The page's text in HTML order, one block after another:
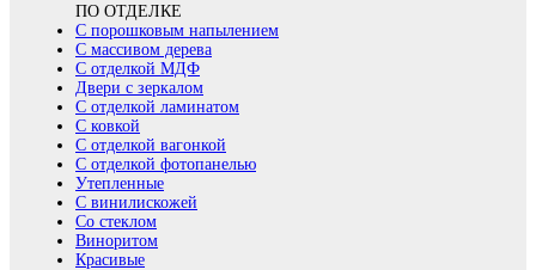
ПО ОТДЕЛКЕ
С порошковым напылением
С массивом дерева
С отделкой МДФ
Двери с зеркалом
С отделкой ламинатом
С ковкой
С отделкой вагонкой
С отделкой фотопанелью
Утепленные
С винилискожей
Со стеклом
Виноритом
Красивые